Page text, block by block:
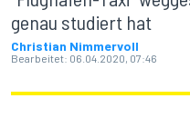
genau studiert hat
Christian Nimmervoll
Bearbeitet: 06.04.2020, 07:46